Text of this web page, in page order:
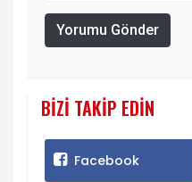
Yorumu Gönder
BIZI TAKIP EDIN
Facebook